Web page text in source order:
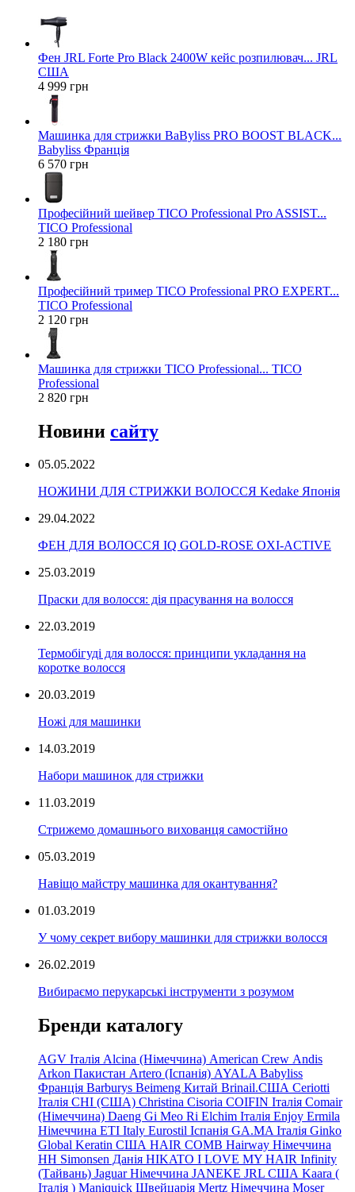
Фен JRL Forte Pro Black 2400W кейс розпилювач... JRL
США
4 999 грн
Машинка для стрижки BaByliss PRO BOOST BLACK...
Babyliss Франція
6 570 грн
Професійний шейвер TICO Professional Pro ASSIST...
TICO Professional
2 180 грн
Професійний тример TICO Professional PRO EXPERT...
TICO Professional
2 120 грн
Машинка для стрижки TICO Professional... TICO
Professional
2 820 грн
Новини сайту
05.05.2022
НОЖИНИ ДЛЯ СТРИЖКИ ВОЛОССЯ Kedake Японія
29.04.2022
ФЕН ДЛЯ ВОЛОССЯ IQ GOLD-ROSE OXI-ACTIVE
25.03.2019
Праски для волосся: дія прасування на волосся
22.03.2019
Термобігуді для волосся: принципи укладання на
коротке волосся
20.03.2019
Ножі для машинки
14.03.2019
Набори машинок для стрижки
11.03.2019
Стрижемо домашнього вихованця самостійно
05.03.2019
Навіщо майстру машинка для окантування?
01.03.2019
У чому секрет вибору машинки для стрижки волосся
26.02.2019
Вибираємо перукарські інструменти з розумом
Бренди каталогу
AGV Італія Alcina (Німеччина) American Crew Andis
Arkon Пакистан Artero (Іспанія) AYALA Babyliss
Франція Barburys Beimeng Китай Brinail.США Ceriotti
Італія CHI (США) Christina Cisoria COIFIN Італія Comair
(Німеччина) Daeng Gi Meo Ri Elchim Італія Enjoy Ermila
Німеччина ETI Italy Eurostil Іспанія GA.MA Італія Ginko
Global Keratin США HAIR COMB Hairway Німеччина
HH Simonsen Данія HIKATO I LOVE MY HAIR Infinity
(Тайвань) Jaguar Німеччина JANEKE JRL США Kaara (
Італія ) Maniquick Швейцарія Mertz Німеччина Moser